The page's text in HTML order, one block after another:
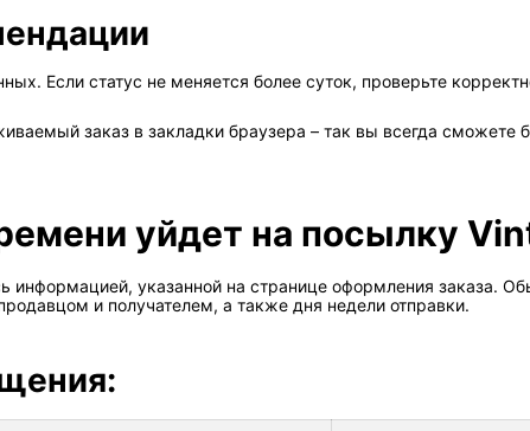
Если статус не меняется более суток, проверьте
заказ в закладки браузера – так вы всегда сможете
уйдет на посылку
информацией, указанной на странице оформления заказа.
и получателем, а также дня недели отправки.